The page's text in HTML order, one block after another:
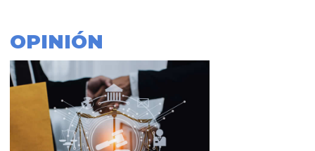
OPINIÓN